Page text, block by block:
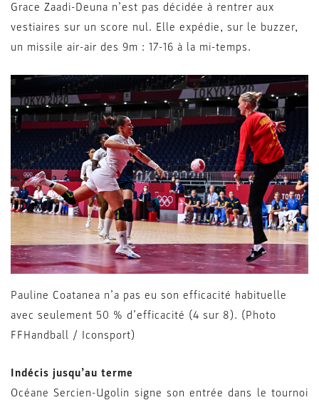
Grace Zaadi-Deuna n’est pas décidée à rentrer aux
vestiaires sur un score nul. Elle expédie, sur le buzzer,
un missile air-air des 9m : 17-16 à la mi-temps.
Pauline Coatanea n’a pas eu son efficacité habituelle
avec seulement 50 % d’efficacité (4 sur 8). (Photo
FFHandball / Iconsport)
Indécis jusqu’au terme
Océane Sercien-Ugolin signe son entrée dans le tournoi